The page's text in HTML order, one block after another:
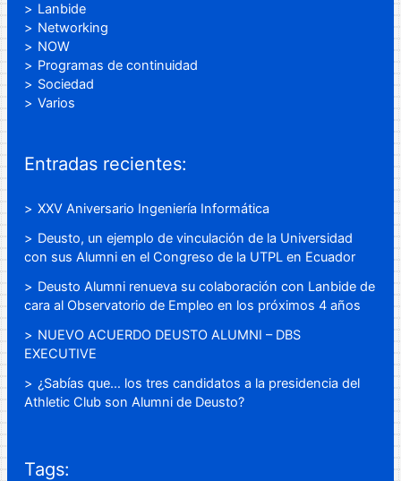
Lanbide
Networking
NOW
Programas de continuidad
Sociedad
Varios
Entradas recientes:
XXV Aniversario Ingeniería Informática
Deusto, un ejemplo de vinculación de la Universidad
con sus Alumni en el Congreso de la UTPL en Ecuador
Deusto Alumni renueva su colaboración con Lanbide de
cara al Observatorio de Empleo en los próximos 4 años
NUEVO ACUERDO DEUSTO ALUMNI – DBS
EXECUTIVE
¿Sabías que… los tres candidatos a la presidencia del
Athletic Club son Alumni de Deusto?
Tags: